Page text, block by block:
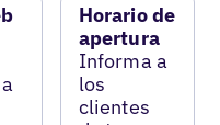
Horario de
apertura
Informa a
los
clientes